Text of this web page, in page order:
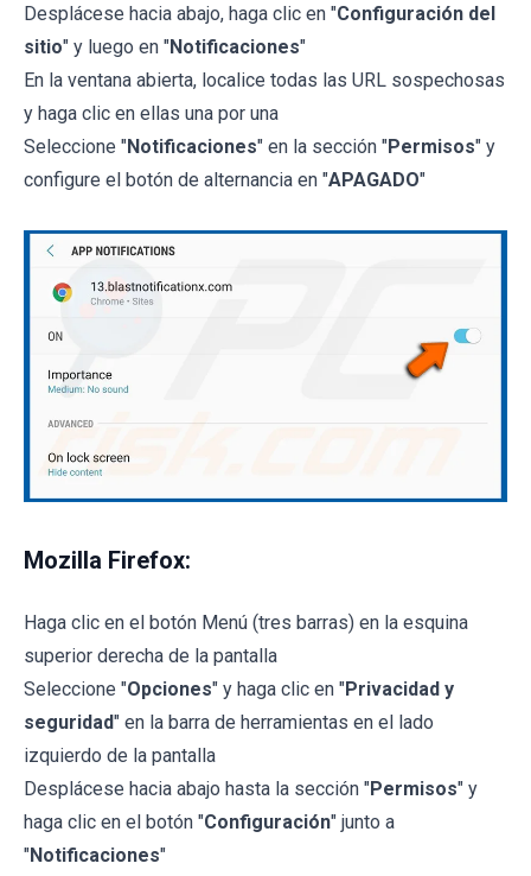
Desplácese hacia abajo, haga clic en "Configuración del
sitio" y luego en "Notificaciones"
En la ventana abierta, localice todas las URL sospechosas
y haga clic en ellas una por una
Seleccione "Notificaciones" en la sección "Permisos" y
configure el botón de alternancia en "APAGADO"
Mozilla Firefox:
Haga clic en el botón Menú (tres barras) en la esquina
superior derecha de la pantalla
Seleccione "Opciones" y haga clic en "Privacidad y
seguridad" en la barra de herramientas en el lado
izquierdo de la pantalla
Desplácese hacia abajo hasta la sección "Permisos" y
haga clic en el botón "Configuración" junto a
"Notificaciones"